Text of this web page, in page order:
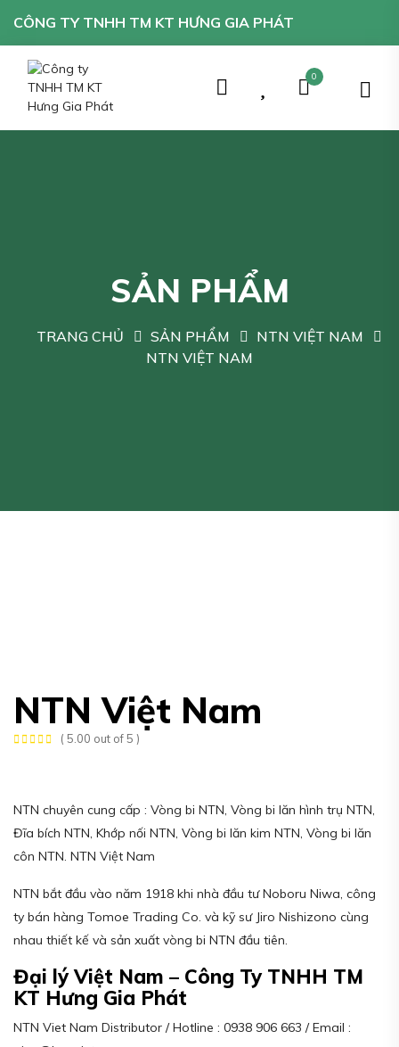
CÔNG TY TNHH TM KT HƯNG GIA PHÁT
0
SẢN PHẨM
TRANG CHỦ SẢN PHẨM
NTN VIỆT NAM
NTN VIỆT NAM
NTN Việt Nam
( 5.00 out of 5 )
NTN chuyên cung cấp : Vòng bi NTN, Vòng bi lăn hình trụ NTN,
Đĩa bích NTN, Khớp nối NTN, Vòng bi lăn kim NTN, Vòng bi lăn
côn NTN. NTN Việt Nam
NTN bắt đầu vào năm 1918 khi nhà đầu tư Noboru Niwa, công
ty bán hàng Tomoe Trading Co. và kỹ sư Jiro Nishizono cùng
nhau thiết kế và sản xuất vòng bi NTN đầu tiên.
Đại lý Việt Nam – Công Ty TNHH TM
KT Hưng Gia Phát
NTN Viet Nam Distributor / Hotline : 0938 906 663 / Email :